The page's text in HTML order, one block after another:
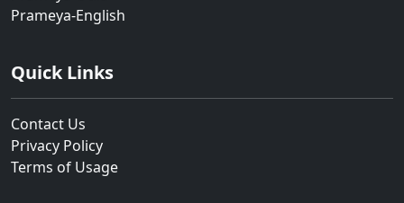
Prameya-English
Quick Links
Contact Us
Privacy Policy
Terms of Usage